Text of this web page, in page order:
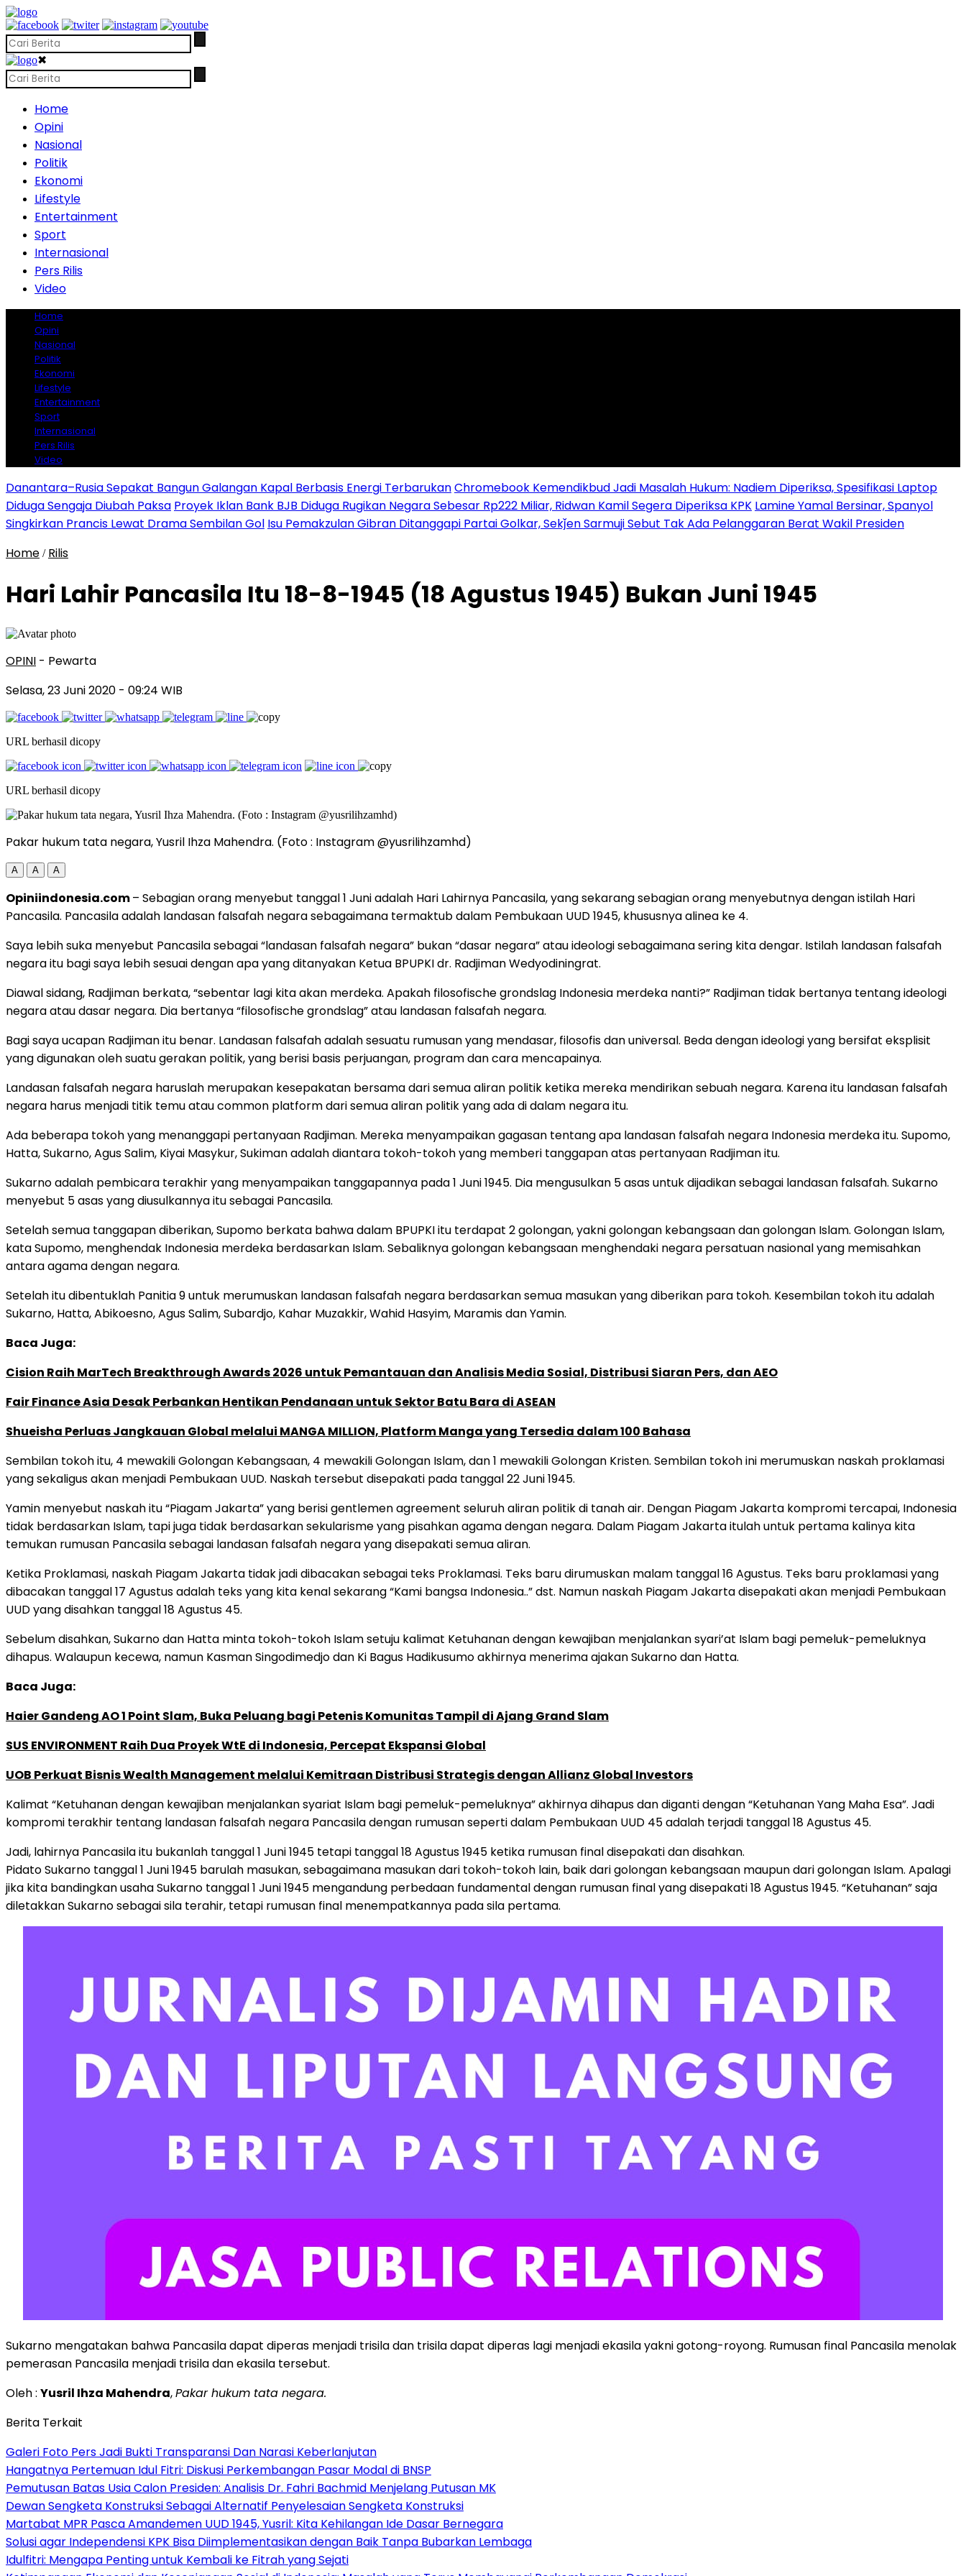
✖
Home
Opini
Nasional
Politik
Ekonomi
Lifestyle
Entertainment
Sport
Internasional
Pers Rilis
Video
Home
Opini
Nasional
Politik
Ekonomi
Lifestyle
Entertainment
Sport
Internasional
Pers Rilis
Video
Danantara–Rusia Sepakat Bangun Galangan Kapal Berbasis Energi TerbarukanChromebook Kemendikbud Jadi Masalah Hukum: Nadiem Diperiksa, Spesifikasi Laptop
Diduga Sengaja Diubah Paksa Proyek Iklan Bank BJB Diduga Rugikan Negara Sebesar Rp222 Miliar, Ridwan Kamil Segera Diperiksa KPK Lamine Yamal Bersinar, Spanyol
Singkirkan Prancis Lewat Drama Sembilan Gol Isu Pemakzulan Gibran Ditanggapi Partai Golkar, Sekǰen Sarmuji Sebut Tak Ada Pelanggaran Berat Wakil Presiden
Home / Rilis
Hari Lahir Pancasila Itu 18-8-1945 (18 Agustus 1945) Bukan Juni 1945
OPINI - Pewarta
Selasa, 23 Juni 2020 - 09:24 WIB
URL berhasil dicopy
URL berhasil dicopy
Pakar hukum tata negara, Yusril Ihza Mahendra. (Foto : Instagram @yusrilihzamhd)
A A A
Opiniindonesia.com– Sebagian orang menyebut tanggal 1 Juni adalah Hari Lahirnya Pancasila, yang sekarang sebagian orang menyebutnya dengan istilah Hari
Pancasila. Pancasila adalah landasan falsafah negara sebagaimana termaktub dalam Pembukaan UUD 1945, khususnya alinea ke 4.
Saya lebih suka menyebut Pancasila sebagai “landasan falsafah negara” bukan “dasar negara” atau ideologi sebagaimana sering kita dengar. Istilah landasan falsafah
negara itu bagi saya lebih sesuai dengan apa yang ditanyakan Ketua BPUPKI dr. Radjiman Wedyodiningrat.
Diawal sidang, Radjiman berkata, “sebentar lagi kita akan merdeka. Apakah filosofische grondslag Indonesia merdeka nanti?” Radjiman tidak bertanya tentang ideologi
negara atau dasar negara. Dia bertanya “filosofische grondslag” atau landasan falsafah negara.
Bagi saya ucapan Radjiman itu benar. Landasan falsafah adalah sesuatu rumusan yang mendasar, filosofis dan universal. Beda dengan ideologi yang bersifat eksplisit
yang digunakan oleh suatu gerakan politik, yang berisi basis perjuangan, program dan cara mencapainya.
Landasan falsafah negara haruslah merupakan kesepakatan bersama dari semua aliran politik ketika mereka mendirikan sebuah negara. Karena itu landasan falsafah
negara harus menjadi titik temu atau common platform dari semua aliran politik yang ada di dalam negara itu.
Ada beberapa tokoh yang menanggapi pertanyaan Radjiman. Mereka menyampaikan gagasan tentang apa landasan falsafah negara Indonesia merdeka itu. Supomo,
Hatta, Sukarno, Agus Salim, Kiyai Masykur, Sukiman adalah diantara tokoh-tokoh yang memberi tanggapan atas pertanyaan Radjiman itu.
Sukarno adalah pembicara terakhir yang menyampaikan tanggapannya pada 1 Juni 1945. Dia mengusulkan 5 asas untuk dijadikan sebagai landasan falsafah. Sukarno
menyebut 5 asas yang diusulkannya itu sebagai Pancasila.
Setelah semua tanggapan diberikan, Supomo berkata bahwa dalam BPUPKI itu terdapat 2 golongan, yakni golongan kebangsaan dan golongan Islam. Golongan Islam,
kata Supomo, menghendak Indonesia merdeka berdasarkan Islam. Sebaliknya golongan kebangsaan menghendaki negara persatuan nasional yang memisahkan
antara agama dengan negara.
Setelah itu dibentuklah Panitia 9 untuk merumuskan landasan falsafah negara berdasarkan semua masukan yang diberikan para tokoh. Kesembilan tokoh itu adalah
Sukarno, Hatta, Abikoesno, Agus Salim, Subardjo, Kahar Muzakkir, Wahid Hasyim, Maramis dan Yamin.
Baca Juga:
Cision Raih MarTech Breakthrough Awards 2026 untuk Pemantauan dan Analisis Media Sosial, Distribusi Siaran Pers, dan AEO
Fair Finance Asia Desak Perbankan Hentikan Pendanaan untuk Sektor Batu Bara di ASEAN
Shueisha Perluas Jangkauan Global melalui MANGA MILLION, Platform Manga yang Tersedia dalam 100 Bahasa
Sembilan tokoh itu, 4 mewakili Golongan Kebangsaan, 4 mewakili Golongan Islam, dan 1 mewakili Golongan Kristen. Sembilan tokoh ini merumuskan naskah proklamasi
yang sekaligus akan menjadi Pembukaan UUD. Naskah tersebut disepakati pada tanggal 22 Juni 1945.
Yamin menyebut naskah itu “Piagam Jakarta” yang berisi gentlemen agreement seluruh aliran politik di tanah air. Dengan Piagam Jakarta kompromi tercapai, Indonesia
tidak berdasarkan Islam, tapi juga tidak berdasarkan sekularisme yang pisahkan agama dengan negara. Dalam Piagam Jakarta itulah untuk pertama kalinya kita
temukan rumusan Pancasila sebagai landasan falsafah negara yang disepakati semua aliran.
Ketika Proklamasi, naskah Piagam Jakarta tidak jadi dibacakan sebagai teks Proklamasi. Teks baru dirumuskan malam tanggal 16 Agustus. Teks baru proklamasi yang
dibacakan tanggal 17 Agustus adalah teks yang kita kenal sekarang “Kami bangsa Indonesia..” dst. Namun naskah Piagam Jakarta disepakati akan menjadi Pembukaan
UUD yang disahkan tanggal 18 Agustus 45.
Sebelum disahkan, Sukarno dan Hatta minta tokoh-tokoh Islam setuju kalimat Ketuhanan dengan kewajiban menjalankan syari’at Islam bagi pemeluk-pemeluknya
dihapus. Walaupun kecewa, namun Kasman Singodimedjo dan Ki Bagus Hadikusumo akhirnya menerima ajakan Sukarno dan Hatta.
Baca Juga:
Haier Gandeng AO 1 Point Slam, Buka Peluang bagi Petenis Komunitas Tampil di Ajang Grand Slam
SUS ENVIRONMENT Raih Dua Proyek WtE di Indonesia, Percepat Ekspansi Global
UOB Perkuat Bisnis Wealth Management melalui Kemitraan Distribusi Strategis dengan Allianz Global Investors
Kalimat “Ketuhanan dengan kewajiban menjalankan syariat Islam bagi pemeluk-pemeluknya” akhirnya dihapus dan diganti dengan “Ketuhanan Yang Maha Esa”. Jadi
kompromi terakhir tentang landasan falsafah negara Pancasila dengan rumusan seperti dalam Pembukaan UUD 45 adalah terjadi tanggal 18 Agustus 45.
Jadi, lahirnya Pancasila itu bukanlah tanggal 1 Juni 1945 tetapi tanggal 18 Agustus 1945 ketika rumusan final disepakati dan disahkan.
Pidato Sukarno tanggal 1 Juni 1945 barulah masukan, sebagaimana masukan dari tokoh-tokoh lain, baik dari golongan kebangsaan maupun dari golongan Islam. Apalagi
jika kita bandingkan usaha Sukarno tanggal 1 Juni 1945 mengandung perbedaan fundamental dengan rumusan final yang disepakati 18 Agustus 1945. “Ketuhanan” saja
diletakkan Sukarno sebagai sila terahir, tetapi rumusan final menempatkannya pada sila pertama.
Sukarno mengatakan bahwa Pancasila dapat diperas menjadi trisila dan trisila dapat diperas lagi menjadi ekasila yakni gotong-royong. Rumusan final Pancasila menolak
pemerasan Pancasila menjadi trisila dan ekasila tersebut.
Oleh : Yusril Ihza Mahendra,Pakar hukum tata negara.
Berita Terkait
Galeri Foto Pers Jadi Bukti Transparansi Dan Narasi Keberlanjutan
Hangatnya Pertemuan Idul Fitri: Diskusi Perkembangan Pasar Modal di BNSP
Pemutusan Batas Usia Calon Presiden: Analisis Dr. Fahri Bachmid Menjelang Putusan MK
Dewan Sengketa Konstruksi Sebagai Alternatif Penyelesaian Sengketa Konstruksi
Martabat MPR Pasca Amandemen UUD 1945, Yusril: Kita Kehilangan Ide Dasar Bernegara
Solusi agar Independensi KPK Bisa Diimplementasikan dengan Baik Tanpa Bubarkan Lembaga
Idulfitri: Mengapa Penting untuk Kembali ke Fitrah yang Sejati